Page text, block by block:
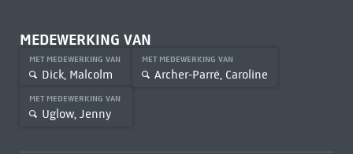
MEDEWERKING VAN
MET MEDEWERKING VAN
Dick, Malcolm
MET MEDEWERKING VAN
Archer-Parré, Caroline
MET MEDEWERKING VAN
Uglow, Jenny